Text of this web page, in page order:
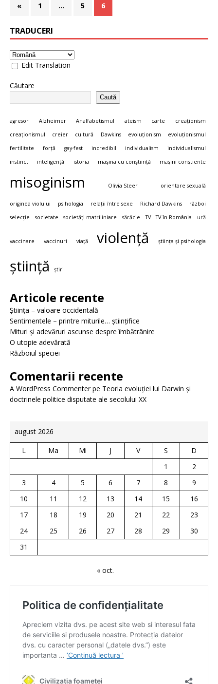
« 1 … 5 6
TRADUCERI
Edit Translation
Căutare
Caută
agresor Alzheimer Analfabetismul ateism carte
creaționism
creaționismul
creier cultură Dawkins evoluționism
evoluționismul
fertilitate
forță gay-fest incredibil individualism
individualismul
instinct
inteligență istoria mașina cu conștiință mașini conștiente
misoginism Olivia Steer orientare sexuală
originea violului psihologia relații între sexe Richard Dawkins
război
selecție
societate societăți matriliniare sărăcie TV TV în România ură
vaccinare vaccinuri viață violență știința și psihologia
știință știri
Articole recente
Știința – valoare occidentală
Sentimentele – printre miturile… științifice
Mituri și adevăruri ascunse despre îmbătrânire
O utopie adevărată
Războiul speciei
Comentarii recente
A WordPress Commenterpe Teoria evoluției lui Darwin și
doctrinele politice disputate ale secolului XX
august 2026
L Ma Mi J V S
D
1
2
3
4 5 6 7 8
9
10
11 12 13 14 15
16
17
18 19 20 21 22
23
24
25 26 27 28 29
30
31
« oct.